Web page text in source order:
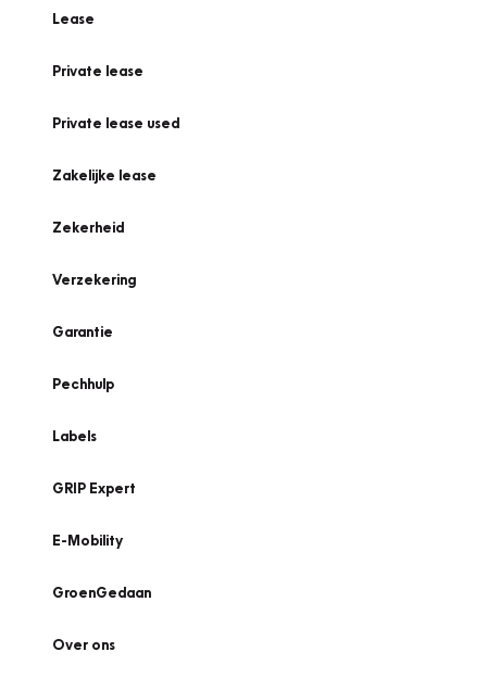
Lease
Private lease
Private lease used
Zakelijke lease
Zekerheid
Verzekering
Garantie
Pechhulp
Labels
GRIP Expert
E-Mobility
GroenGedaan
Over ons